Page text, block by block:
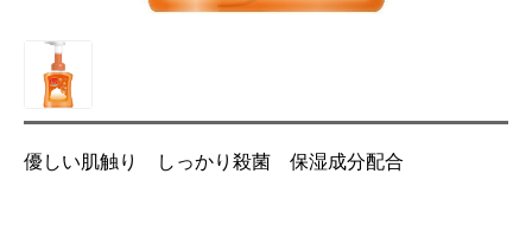
優しい肌触り しっかり殺菌 保湿成分配合